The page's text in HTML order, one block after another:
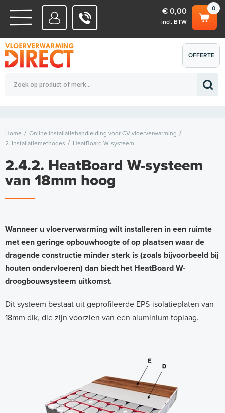
WATERSYSTEMEN
ELEKTRISCHE SYSTEMEN
0
€ 0,00
incl. BTW
Totaalbedrag (incl. BTW) € 0,00
OFFERTE
AANVRAGEN
Home
Online installatiehandleiding voor CV-vloerverwarming
2. Installatiemethodes
HeatBoard W-systeem
2.4.2. HeatBoard W-systeem
van 18mm hoog
e
a
t
B
o
a
Wanneer u vloerverwarming wilt installeren in een ruimte
met een geringe opbouwhoogte of op plaatsen waar de
dragende constructie minder sterk is (zoals bijvoorbeeld bij
houten ondervloeren) dan biedt het HeatBoard W-
droogbouwsysteem uitkomst.
Dit systeem bestaat uit geprofileerde EPS-isolatieplaten van
18mm dik, die zijn voorzien van een aluminium toplaag.